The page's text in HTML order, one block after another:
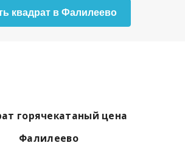
квадрат в Фалилеево
горячекатаный цена
Фалилеево